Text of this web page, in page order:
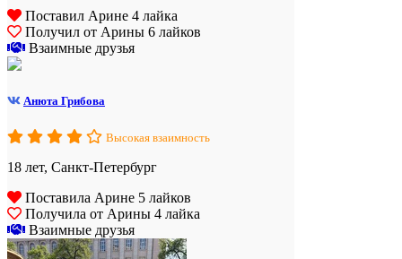
Поставил Арине 4 лайка
Получил от Арины 6 лайков
Взаимные друзья
Анюта Грибова
Высокая взаимность
18 лет, Санкт-Петербург
Поставила Арине 5 лайков
Получила от Арины 4 лайка
Взаимные друзья